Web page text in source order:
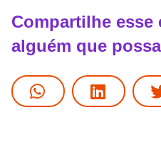
Compartilhe esse
alguém que